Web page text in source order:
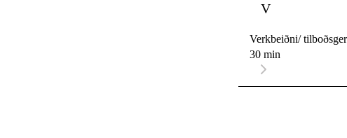
V
Verkbeiðni/
30 min